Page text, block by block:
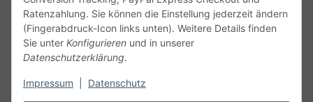
Ratenzahlung. Sie können die Einstellung jederzeit ändern
(Fingerabdruck-Icon links unten). Weitere Details finden
Sie unter Konfigurieren und in unserer
Datenschutzerklärung.
Impressum Datenschutz
Alle technischen Angaben ohne Gewähr. Irrtümer und fehlerhafte
Angaben vorbehalten. Wenn Sie Datenblätter oder spezielle
unseren Kundenservice. Abbildungen der Artikel können